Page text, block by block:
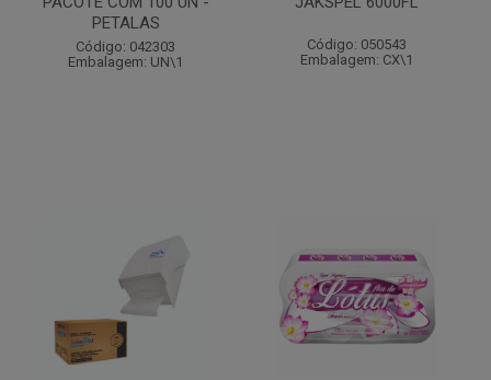
PETALAS
Código: 042303
Embalagem: UN\1
Código: 050543
Embalagem: CX\1